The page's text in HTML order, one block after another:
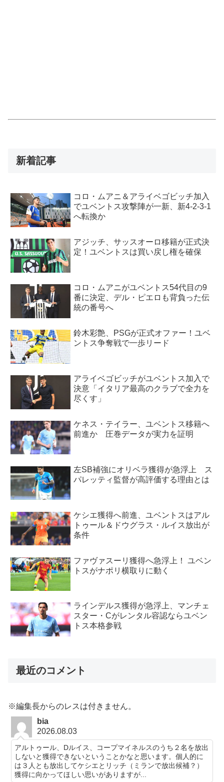
新着記事
コロ・ムアニ＆アライベゴビッチ加入
でユベントス攻撃陣が一新、新4-2-3-1
へ転換か
アジッチ、サッスオーロ移籍が正式決
定！ユベントスは買い戻し権を確保
コロ・ムアニがユベントス54代目の9
番に決定、デル・ピエロも背負った伝
統の番号へ
鈴木彩艶、PSGが正式オファー！ユベ
ントス争奪戦で一歩リード
アライベゴビッチがユベントス加入で
決意「イタリア最高のクラブで全力を
尽くす」
ケネス・テイラー、ユベントス移籍へ
前進か 圧巻データが実力を証明
左SB補強にオリベラ獲得が急浮上 ス
パレッティ監督が高評価する理由とは
ケシエ獲得へ前進、ユベントスはアル
トゥール＆ドウグラス・ルイス放出が
条件
ファヴァスーリ獲得へ急浮上！ ユベン
トスがナポリ横取りに動く
ラインデルス獲得が急浮上、マンチェ
スター・Cがレンタル容認ならユベン
トス本格参戦
最近のコメント
※編集長からのレスは付きません。
bia
2026.08.03
アルトゥール、Dルイス、コープマイネルスのうち２名を放出
しないと獲得できないということかなと思います。個人的に
は３人とも放出してケシエとリッチ（ミランで放出候補？）
獲得に向かってほしい思いがありますが...